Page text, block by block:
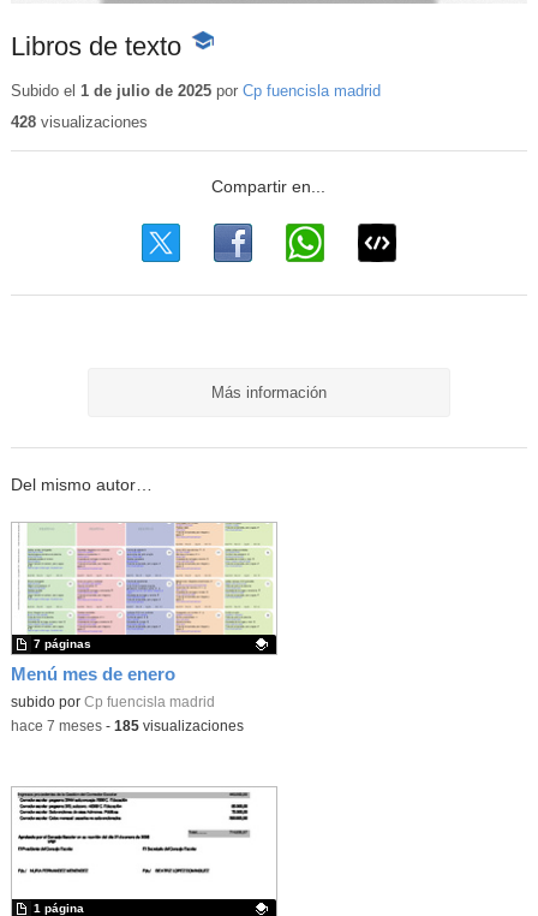
Libros de texto -
educativo
Subido el 1 de julio de 2025por Cp fuencisla madrid
428visualizaciones
Más información
Del mismo autor…
Menú mes de enero
Contenido educativo.
subido por Cp fuencisla madrid
7 páginas
-hace 7 meses- 185visualizaciones
1 página